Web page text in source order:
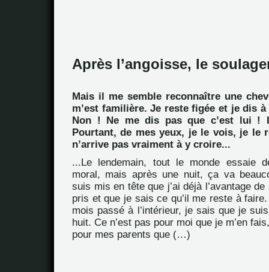
Après l’angoisse, le
Mais il me semble reconnaître une
m’est familière. Je reste figée et je dis
Non ! Ne me dis pas que c’est lui !
Pourtant, de mes yeux, je le vois, je le
n’arrive pas vraiment à y croire...
...Le lendemain, tout le monde essaie
moral, mais après une nuit, ça va
suis mis en tête que j’ai déjà l’avantage
pris et que je sais ce qu’il me reste à
mois passé à l’intérieur, je sais que je
huit. Ce n’est pas pour moi que je m’en
pour mes parents que (…)